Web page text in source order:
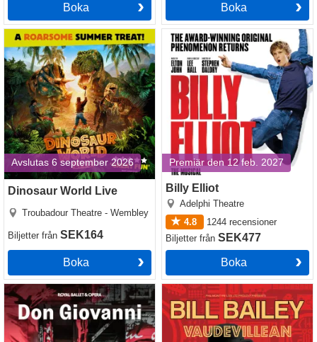
Boka Boka
Avslutas 6 september 2026
Dinosaur World Live
Troubadour Theatre - Wembley
Biljetter från SEK164
Boka
Dinosaur World Live
Premiär den 12 feb. 2027
Billy Elliot
Adelphi Theatre
4.8
1244 recensioner
BiljetterfrånSEK477
Boka
Billy Elliot
Don Giovanni - Royal Ballet
and Opera
Bill Bailey: Vaudevillean